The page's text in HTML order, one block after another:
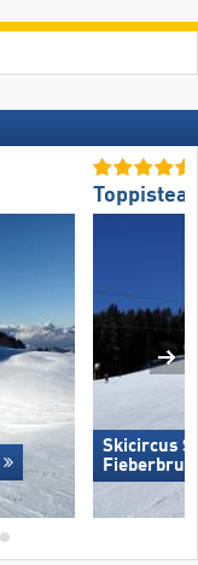
Skicircus